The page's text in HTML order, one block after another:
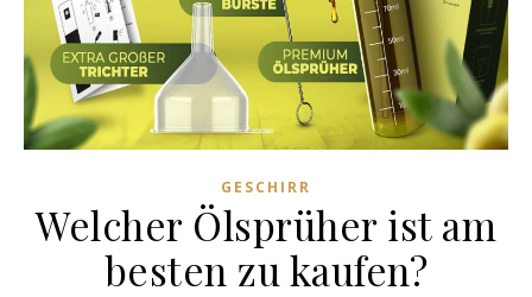
GESCHIRR
Welcher Ölsprüher ist am
besten zu kaufen?